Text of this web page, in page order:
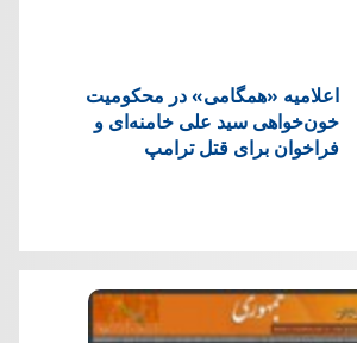
اعلامیه «همگامی» در محکومیت
خون‌خواهی سید علی خامنه‌ای و
فراخوان برای قتل ترامپ